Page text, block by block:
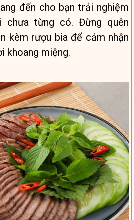
đến cho bạn trải nghiệm
chưa từng có. Đừng quên
kèm rượu bia để cảm nhận
khoang miệng.